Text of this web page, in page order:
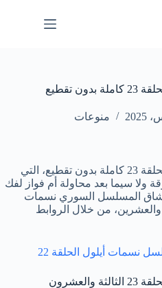
تقطيع
منوعات
مشاهدة مسلسل نسمات أيلول الحلقة 23 كاملة بدون تقطيع، التي
ولا سيما بعد محاولة أم فواز لفك
المسلسل السوري نسمات
والعشرين، من خلال الروابط
نسمات أيلول الحلقة 22